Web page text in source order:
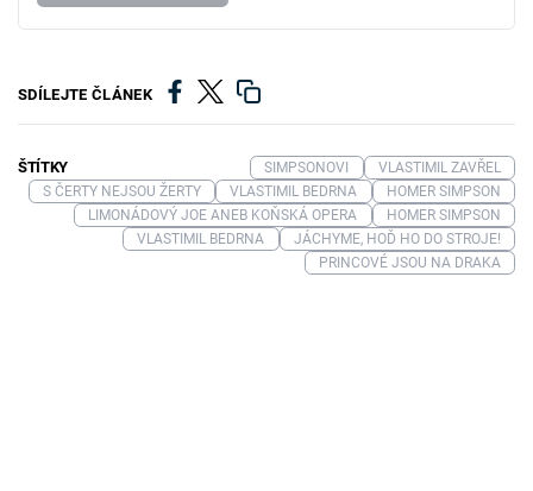
SDÍLEJTE ČLÁNEK
ŠTÍTKY SIMPSONOVI
VLASTIMIL ZAVŘEL
S ČERTY NEJSOU ŽERTY
VLASTIMIL BEDRNA
HOMER SIMPSON
LIMONÁDOVÝ JOE ANEB KOŇSKÁ OPERA
HOMER SIMPSON
VLASTIMIL BEDRNA
JÁCHYME, HOĎ HO DO STROJE!
PRINCOVÉ JSOU NA DRAKA